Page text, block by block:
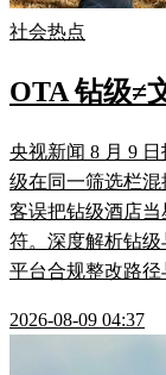
社会热点
OTA 钻级≠
央视新闻 8 月 9
级在同一筛选栏
客误把钻级酒店
符。深度解析钻级
平台合规整改路径
2026-08-09 04:37